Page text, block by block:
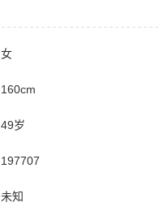
女
160cm
49岁
197707
未知